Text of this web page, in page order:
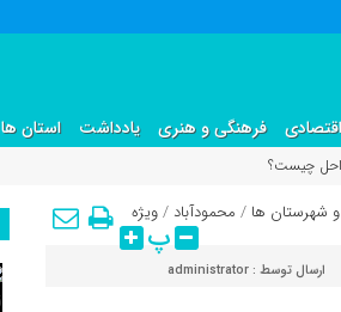
اقتصادی فرهنگی و هنری یادداشت استان ها
چیست؟
و شهرستان ها / محمودآباد /ویژه
پ
ارسال توسط : administrator